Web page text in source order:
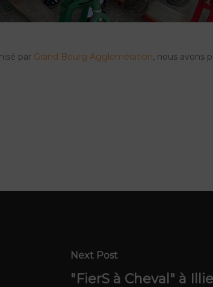
par Grand Bourg Agglomération, nous avons
Next Post
"FierS à Cheval" à